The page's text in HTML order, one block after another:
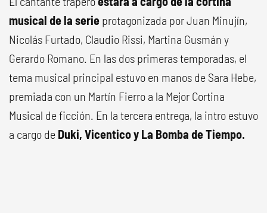
musical de la serie protagonizada por Juan Minujín,
Nicolás Furtado, Claudio Rissi, Martina Gusmán y
Gerardo Romano. En las dos primeras temporadas, el
tema musical principal estuvo en manos de Sara Hebe,
premiada con un Martín Fierro a la Mejor Cortina
Musical de ficción. En la tercera entrega, la intro estuvo
a cargo de Duki, Vicentico y La Bomba de Tiempo.